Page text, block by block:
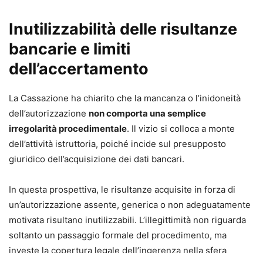
Inutilizzabilità delle risultanze
bancarie e limiti
dell’accertamento
La Cassazione ha chiarito che la mancanza o l’inidoneità
dell’autorizzazione non comporta una semplice
irregolarità procedimentale. Il vizio si colloca a monte
dell’attività istruttoria, poiché incide sul presupposto
giuridico dell’acquisizione dei dati bancari.
In questa prospettiva, le risultanze acquisite in forza di
un’autorizzazione assente, generica o non adeguatamente
motivata risultano inutilizzabili. L’illegittimità non riguarda
soltanto un passaggio formale del procedimento, ma
investe la copertura legale dell’ingerenza nella sfera